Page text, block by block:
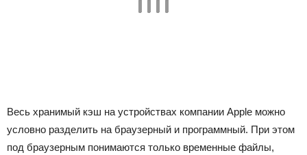
Весь хранимый кэш на устройствах компании Apple можно
условно разделить на браузерный и программный. При этом
под браузерным понимаются только временные файлы,